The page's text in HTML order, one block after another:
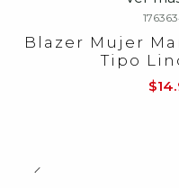
OFF
Blazer Mujer
Tipo